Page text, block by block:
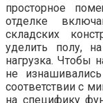
просторное
отделке
складских
уделить полу,
нагрузка. Чтобы
не
соответствии с
на специфику